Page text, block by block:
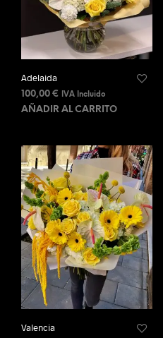
Adelaida
100,00 € IVA Incluido
AÑADIR AL CARRITO
Valencia